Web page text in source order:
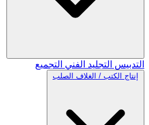
التدبيس التجليد الفني التجميع
إنتاج الكتب / الغلاف الصلب